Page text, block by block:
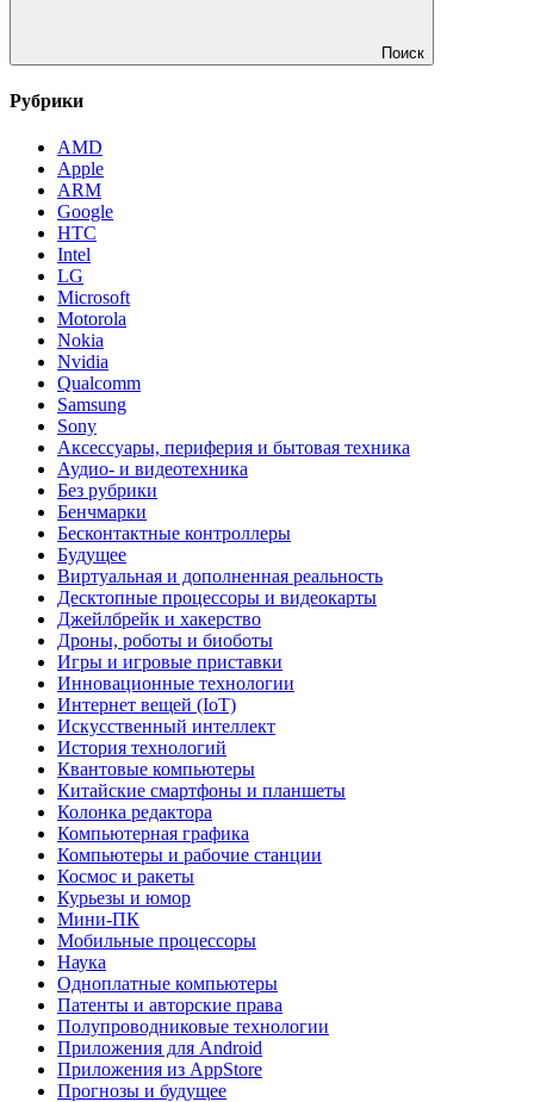
Поиск
Рубрики
AMD
Apple
ARM
Google
HTC
Intel
LG
Microsoft
Motorola
Nokia
Nvidia
Qualcomm
Samsung
Sony
Аксессуары, периферия и бытовая техника
Аудио- и видеотехника
Без рубрики
Бенчмарки
Бесконтактные контроллеры
Будущее
Виртуальная и дополненная реальность
Десктопные процессоры и видеокарты
Джейлбрейк и хакерство
Дроны, роботы и биоботы
Игры и игровые приставки
Инновационные технологии
Интернет вещей (IoT)
Искусственный интеллект
История технологий
Квантовые компьютеры
Китайские смартфоны и планшеты
Колонка редактора
Компьютерная графика
Компьютеры и рабочие станции
Космос и ракеты
Курьезы и юмор
Мини-ПК
Мобильные процессоры
Наука
Одноплатные компьютеры
Патенты и авторские права
Полупроводниковые технологии
Приложения для Android
Приложения из AppStore
Прогнозы и будущее